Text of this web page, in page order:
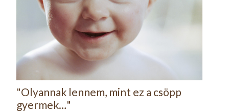
"Olyannak lennem, mint ez a csöpp
gyermek…"